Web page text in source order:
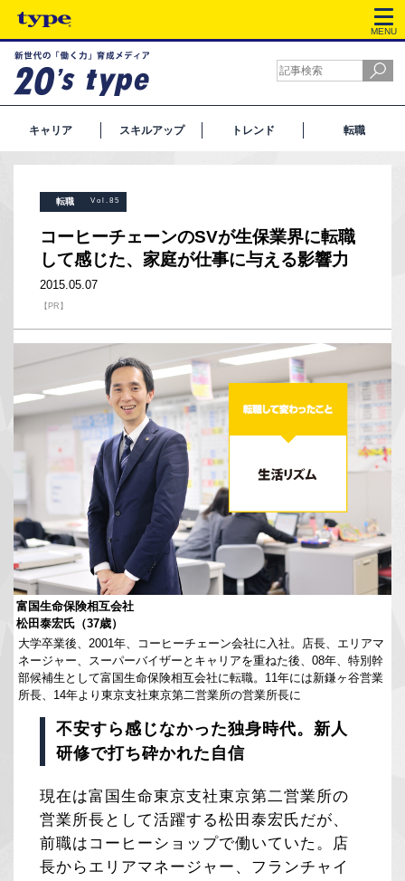
MENU
キャリア スキルアップ トレンド 転職
転職 Vol.85
コーヒーチェーンのSVが生保業界に転職
して感じた、家庭が仕事に与える影響力
2015.05.07
【PR】
富国生命保険相互会社
松田泰宏氏（37歳）
大学卒業後、2001年、コーヒーチェーン会社に入社。店長、エリアマ
ネージャー、スーパーバイザーとキャリアを重ねた後、08年、特別幹
部候補生として富国生命保険相互会社に転職。11年には新鎌ヶ谷営業
所長、14年より東京支社東京第二営業所の営業所長に
不安すら感じなかった独身時代。新人
研修で打ち砕かれた自信
現在は富国生命東京支社東京第二営業所の
営業所長として活躍する松田泰宏氏だが、
前職はコーヒーショップで働いていた。店
長からエリアマネージャー、フランチャイ